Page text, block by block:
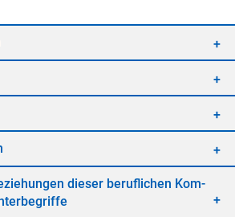
die­ser be­ruf­li­chen Kom­